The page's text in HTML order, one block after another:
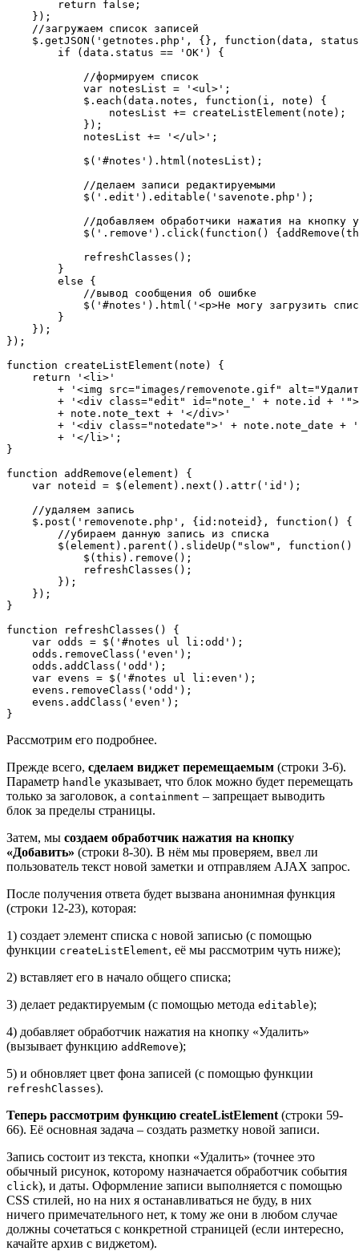
        return false;
    });
    //загружаем список записей
$.getJSON('getnotes.php', {}, function(data,
        if (data.status == 'OK') {
            //формируем список
            var notesList = '<ul>';
            $.each(data.notes, function(i, note) {
                notesList += createListElement(note);
            });
            notesList += '</ul>';
            $('#notes').html(notesList);
            //делаем записи редактируемыми
            $('.edit').editable('savenote.php');
//добавляем обработчики нажатия на кнопку
$('.remove').click(function()
            refreshClasses();
        }
        else {
            //вывод сообщения об ошибке
$('#notes').html('<p>Не могу загрузить
        }
    });
});
function createListElement(note) {
    return '<li>'
+ '<img src="images/removenote.gif"
+ '<div class="edit" id="note_' + note.id +
        + note.note_text + '</div>'
+ '<div class="notedate">' + note.note_date +
        + '</li>';
}
function addRemove(element) {
    var noteid = $(element).next().attr('id');
    //удаляем запись
    $.post('removenote.php', {id:noteid}, function() {
        //убираем данную запись из списка
$(element).parent().slideUp("slow", function()
            $(this).remove();
            refreshClasses();
        });
    });
}
function refreshClasses() {
    var odds = $('#notes ul li:odd');
    odds.removeClass('even');
    odds.addClass('odd');
    var evens = $('#notes ul li:even');
    evens.removeClass('odd');
    evens.addClass('even');
}
Рассмотрим его подробнее.
Прежде всего, сделаем виджет перемещаемым (строки 3-6).
Параметр handle указывает, что блок можно будет перемещать
только за заголовок, а containment – запрещает выводить
блок за пределы страницы.
Затем, мы создаем обработчик нажатия на кнопку
«Добавить» (строки 8-30). В нём мы проверяем, ввел ли
пользователь текст новой заметки и отправляем AJAX запрос.
После получения ответа будет вызвана анонимная функция
(строки 12-23), которая:
1) создает элемент списка с новой записью (с помощью
функции createListElement, её мы рассмотрим чуть ниже);
2) вставляет его в начало общего списка;
3) делает редактируемым (с помощью метода editable);
4) добавляет обработчик нажатия на кнопку «Удалить»
(вызывает функцию addRemove);
5) и обновляет цвет фона записей (с помощью функции
refreshClasses).
Теперь рассмотрим функцию createListElement (строки 59-
66). Её основная задача – создать разметку новой записи.
Запись состоит из текста, кнопки «Удалить» (точнее это
обычный рисунок, которому назначается обработчик события
click), и даты. Оформление записи выполняется с помощью
CSS стилей, но на них я останавливаться не буду, в них
ничего примечательного нет, к тому же они в любом случае
должны сочетаться с конкретной страницей (если интересно,
качайте архив с виджетом).